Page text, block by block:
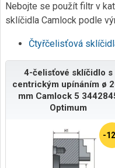
Nebojte se použít filtr v
sklíčidla Camlock podle
Čtyřčelisťová
4-čelisťové sklíčidlo s
centrickým upínáním ø
mm Camlock 5
Optimum
-